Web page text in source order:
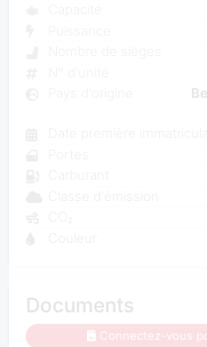
Documents
Connectez-vous